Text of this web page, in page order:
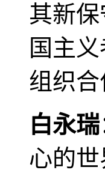
其新
国主
组织
白永瑞
心的